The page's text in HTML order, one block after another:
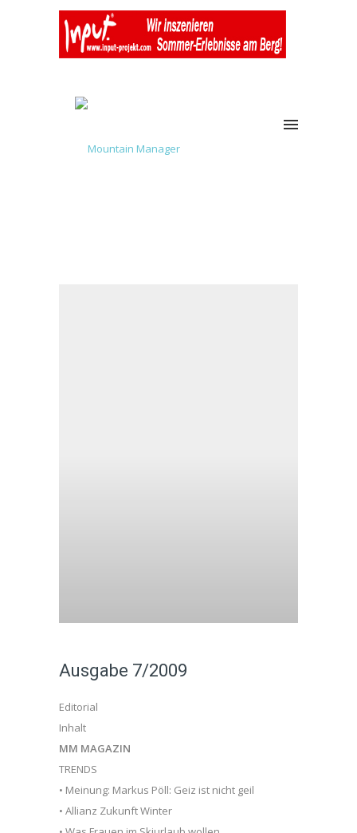
Ausgabe 7/2009
Editorial
Inhalt
MM MAGAZIN
TRENDS
• Meinung: Markus Pöll: Geiz ist nicht geil
• Allianz Zukunft Winter